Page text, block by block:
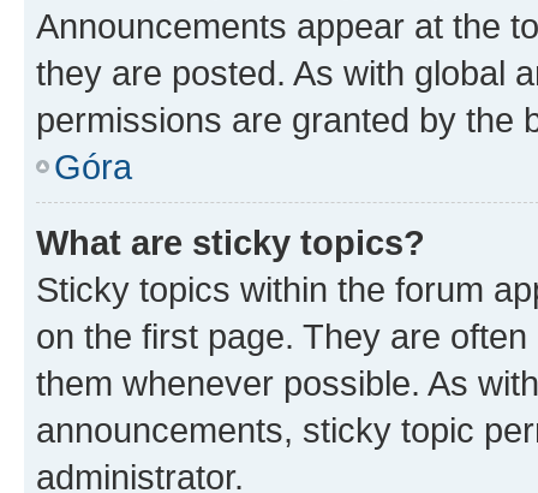
Announcements appear at the
they are posted. As with global
permissions are granted by the
Góra
What are sticky topics?
Sticky topics within the forum
on the first page. They are
them whenever possible. As
announcements, sticky topic
administrator.